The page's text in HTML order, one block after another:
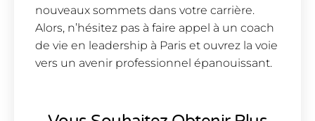
nouveaux sommets dans votre carrière.
Alors, n’hésitez pas à faire appel à un coach
de vie en leadership à Paris et ouvrez la voie
vers un avenir professionnel épanouissant.